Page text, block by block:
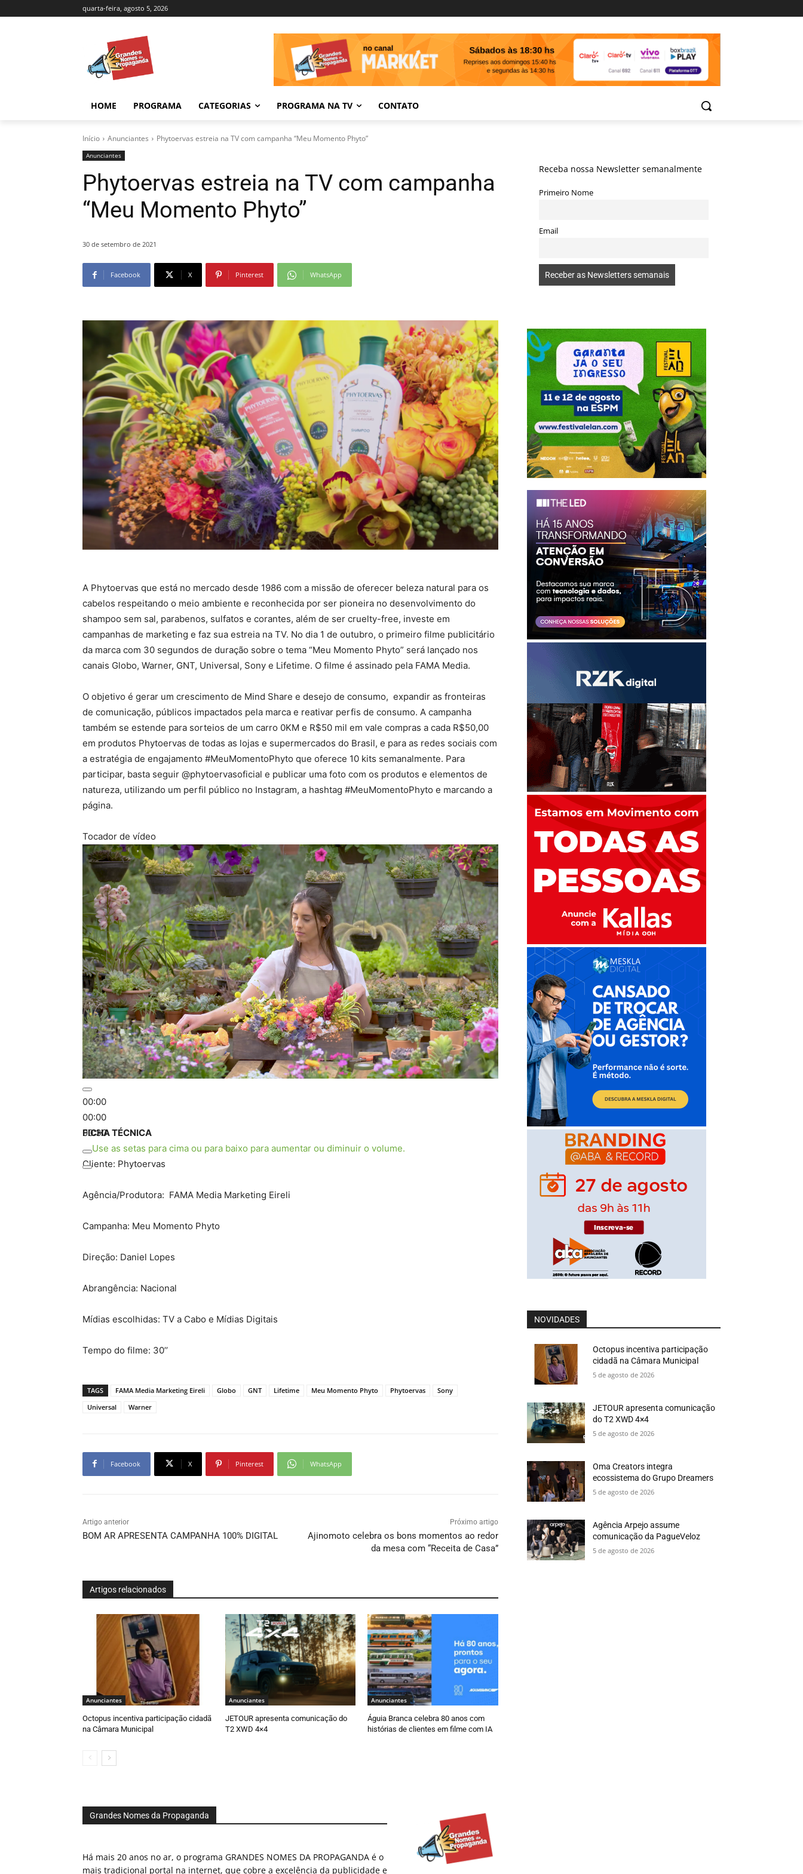
quarta-feira, agosto 5, 2026
HOME PROGRAMA CATEGORIAS PROGRAMA NA TV CONTATO
Início Anunciantes Phytoervas estreia na TV com campanha “Meu Momento Phyto”
Anunciantes
Phytoervas estreia na TV com campanha
“Meu Momento Phyto”
30 de setembro de 2021
Facebook X Pinterest WhatsApp
A Phytoervas que está no mercado desde 1986 com a missão de oferecer beleza natural para os
cabelos respeitando o meio ambiente e reconhecida por ser pioneira no desenvolvimento do
shampoo sem sal, parabenos, sulfatos e corantes, além de ser cruelty-free, investe em
campanhas de marketing e faz sua estreia na TV. No dia 1 de outubro, o primeiro filme publicitário
da marca com 30 segundos de duração sobre o tema “Meu Momento Phyto” será lançado nos
canais Globo, Warner, GNT, Universal, Sony e Lifetime. O filme é assinado pela FAMA Media.
O objetivo é gerar um crescimento de Mind Share e desejo de consumo, expandir as fronteiras
de comunicação, públicos impactados pela marca e reativar perfis de consumo. A campanha
também se estende para sorteios de um carro 0KM e R$50 mil em vale compras a cada R$50,00
em produtos Phytoervas de todas as lojas e supermercados do Brasil, e para as redes sociais com
a estratégia de engajamento #MeuMomentoPhyto que oferece 10 kits semanalmente. Para
participar, basta seguir @phytoervasoficial e publicar uma foto com os produtos e elementos de
natureza, utilizando um perfil público no Instagram, a hashtag #MeuMomentoPhyto e marcando a
página.
Tocador de vídeo
00:00
00:00
00:30
Use as setas para cima ou para baixo para aumentar ou diminuir o volume.
FICHA TÉCNICA
Cliente: Phytoervas
Agência/Produtora: FAMA Media Marketing Eireli
Campanha: Meu Momento Phyto
Direção: Daniel Lopes
Abrangência: Nacional
Mídias escolhidas: TV a Cabo e Mídias Digitais
Tempo do filme: 30’’
TAGS FAMA Media Marketing Eireli Globo GNT Lifetime Meu Momento Phyto Phytoervas
Sony
Universal
Warner
Facebook X Pinterest WhatsApp
Artigo anterior
BOM AR APRESENTA CAMPANHA 100% DIGITAL
Próximo artigo
Ajinomoto celebra os bons momentos ao redor
da mesa com “Receita de Casa”
Artigos relacionados
Anunciantes
Octopus incentiva participação cidadã
na Câmara Municipal
Anunciantes
JETOUR apresenta comunicação do
T2 XWD 4×4
Anunciantes
Águia Branca celebra 80 anos com
histórias de clientes em filme com IA
Receba nossa Newsletter semanalmente
Primeiro Nome
Email
NOVIDADES
Octopus incentiva participação
cidadã na Câmara Municipal
5 de agosto de 2026
JETOUR apresenta comunicação
do T2 XWD 4×4
5 de agosto de 2026
Oma Creators integra
ecossistema do Grupo Dreamers
5 de agosto de 2026
Agência Arpejo assume
comunicação da PagueVeloz
5 de agosto de 2026
Grandes Nomes da Propaganda
Há mais 20 anos no ar, o programa GRANDES NOMES DA PROPAGANDA é o
mais tradicional portal na internet, que cobre a excelência da publicidade e